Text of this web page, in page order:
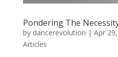
Pondering The
by dancerevolution | Apr
Articles